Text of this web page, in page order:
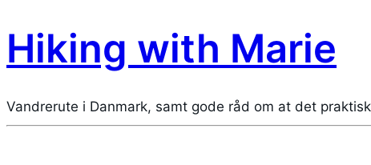
Hiking with Marie
Vandrerute i Danmark, samt gode råd om at det